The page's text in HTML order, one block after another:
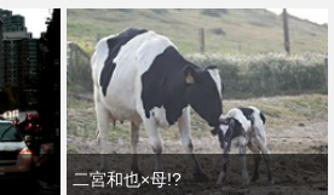
二宮和也×母!?